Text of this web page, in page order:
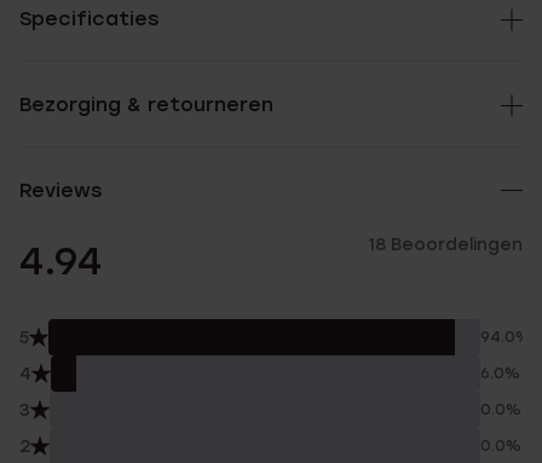
Specificaties
Bezorging & retourneren
Reviews
4.94 18 Beoordelingen
5 94.0%
4 6.0%
3 0.0%
2 0.0%